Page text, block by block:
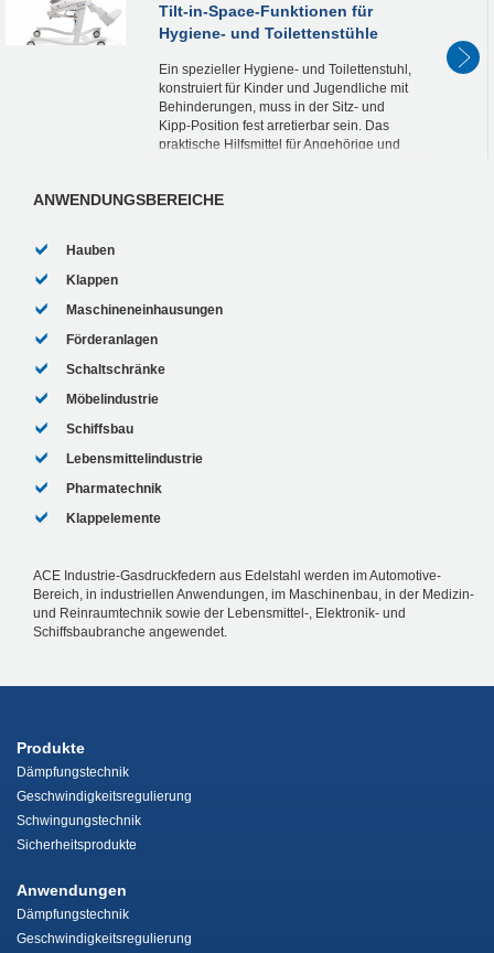
Tilt-in-Space-Funktionen für
Hygiene- und Toilettenstühle
Ein spezieller Hygiene- und Toilettenstuhl,
konstruiert für Kinder und Jugendliche mit
Behinderungen, muss in der Sitz- und
Kipp-Position fest arretierbar sein. Das
praktische Hilfsmittel für Angehörige und
ANWENDUNGSBEREICHE
Hauben
Klappen
Maschineneinhausungen
Förderanlagen
Schaltschränke
Möbelindustrie
Schiffsbau
Lebensmittelindustrie
Pharmatechnik
Klappelemente
ACE Industrie-Gasdruckfedern aus Edelstahl werden im Automotive-
Bereich, in industriellen Anwendungen, im Maschinenbau, in der Medizin-
und Reinraumtechnik sowie der Lebensmittel-, Elektronik- und
Schiffsbaubranche angewendet.
Produkte
Dämpfungstechnik
Geschwindigkeitsregulierung
Schwingungstechnik
Sicherheitsprodukte
Anwendungen
Dämpfungstechnik
Geschwindigkeitsregulierung